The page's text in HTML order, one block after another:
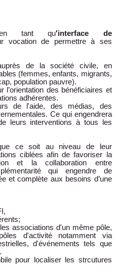
tant qu'interface de
vocation de permettre à ses
de la société civile, en
(femmes, enfants, migrants,
population pauvre).
l’orientation des bénéficiaires et
adhérentes.
de l'aide, des médias, des
Ce qui engendrera
leurs interventions à tous les
ce soit au niveau de leur
ciblées afin de favoriser la
et la collaboration entre
qui engendre de
et complète aux besoins d’une
associations d'un même pôle,
d'activité notamment via
d'événements tels que
pour localiser les strcutures